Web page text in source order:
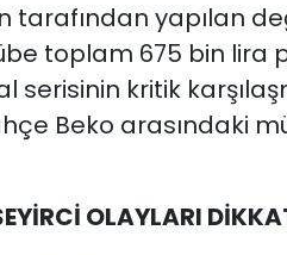
tarafından yapılan
toplam 675 bin lira
serisinin kritik
Beko arasındaki
OLAYLARI